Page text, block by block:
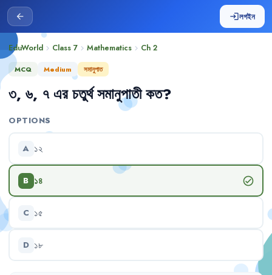
arrow_back loginলগইন
EduWorld chevron_right Class 7 chevron_right Mathematics chevron_right Ch 2
MCQ Medium সমানুপাত
৩, ৬, ৭ এর চতুর্থ সমানুপাতী কত?
OPTIONS
A ১২
B ১৪ check_circle
C ১৫
D ১৮